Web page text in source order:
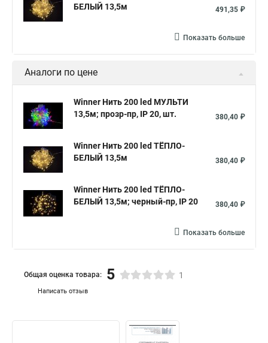
БЕЛЫЙ 13,5м
491,35 ₽
Показать больше
Аналоги по цене
Winner Нить 200 led МУЛЬТИ
13,5м; прозр-пр, IP 20, шт.
380,40 ₽
Winner Нить 200 led ТЁПЛО-
БЕЛЫЙ 13,5м
380,40 ₽
Winner Нить 200 led ТЁПЛО-
БЕЛЫЙ 13,5м; черный-пр, IP 20
380,40 ₽
Показать больше
Написать отзыв
Общая оценка товара: 5 1